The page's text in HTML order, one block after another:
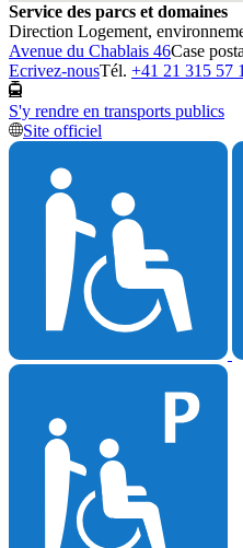
Service des parcs et domaines
Direction Logement,
Avenue du Chablais 46Case
Ecrivez-nousTél. +41 21 315 57
S'y rendre en transports publics
Site officiel